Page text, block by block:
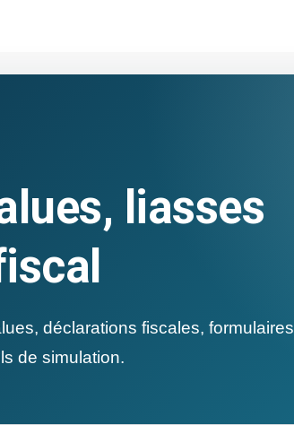
liasses
déclarations fiscales, formulaires
de simulation.